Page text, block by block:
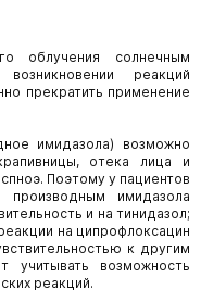
облучения солнечным
реакций
прекратить применение
имидазола) возможно
отека лица и
Поэтому у пациентов
производным имидазола
и на тинидазол;
на ципрофлоксацин
к другим
учитывать возможность
реакций.